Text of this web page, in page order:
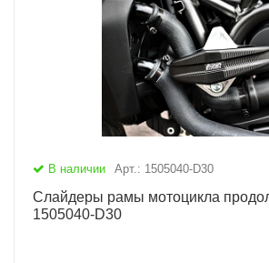
В наличии Арт.: 1505040-D30
Слайдеры рамы мотоцикла
1505040-D30